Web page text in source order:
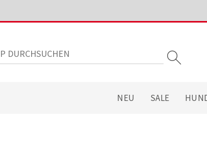
NEU SALE